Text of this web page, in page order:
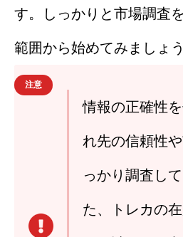
す。しっかりと市場調査
範囲から始めてみましょう
注意
情報の正確性
れ先の信頼性
っかり調査し
た、トレカの